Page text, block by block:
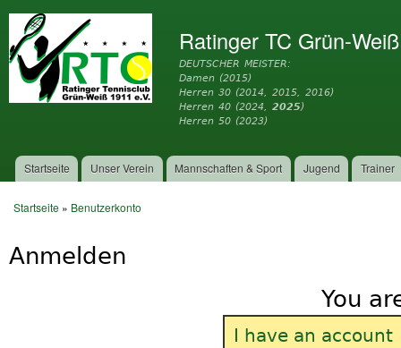
Ratinger TC Grün-
DEUTSCHER MEISTER:
Damen (2015)
Herren 30 (2014, 2015, 2016)
Herren 40 (2024,2025)
Herren 50 (2023)
Hauptmenü
Startseite Unser Verein Mannschaften & Sport Jugend Trainer
Startseite » Benutzerkonto
Anmelden
You
I have an account